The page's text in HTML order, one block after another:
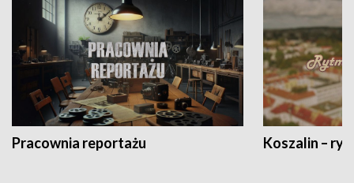
Pracownia reportażu Koszalin –